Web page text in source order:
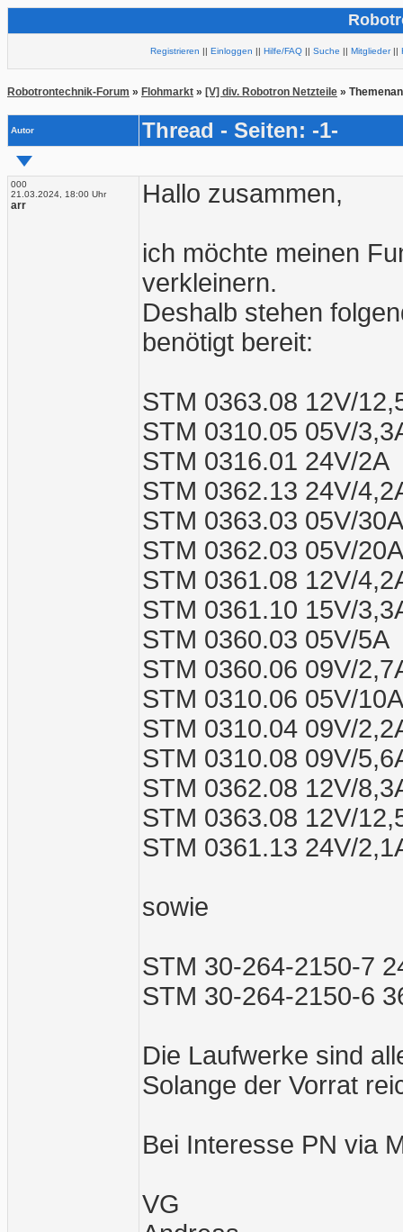
Registrieren || Einloggen || Hilfe/FAQ || Suche || Mitglieder||
Robotrontechnik-Forum » Flohmarkt » [V] div. Robotron Netzteile »
Autor Thread - Seiten: -1-
000
21.03.2024, 18:00 Uhr
arr Hallo zusammen,
ich möchte meinen
verkleinern.
Deshalb stehen
benötigt bereit:
STM 0363.08 12V/
STM 0310.05 05V/
STM 0316.01 24V/2A
STM 0362.13 24V/
STM 0363.03 05V/30A
STM 0362.03 05V/20A
STM 0361.08 12V/
STM 0361.10 15V/
STM 0360.03 05V/5A
STM 0360.06 09V/
STM 0310.06 05V/10A
STM 0310.04 09V/
STM 0310.08 09V/
STM 0362.08 12V/
STM 0363.08 12V/
STM 0361.13 24V/
sowie
STM 30-264-2150-7
STM 30-264-2150-6
Die Laufwerke sind
Solange der Vorrat
Bei Interesse PN via
VG